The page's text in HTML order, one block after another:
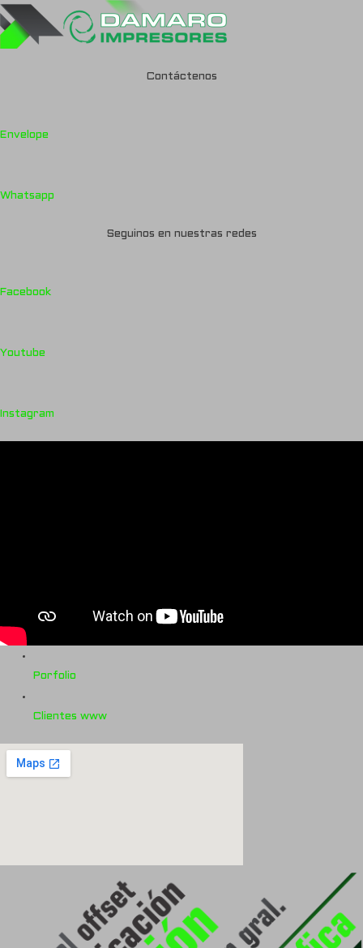
Contáctenos
Envelope
Whatsapp
Seguinos en nuestras redes
Facebook
Youtube
Instagram
Porfolio
Clientes www